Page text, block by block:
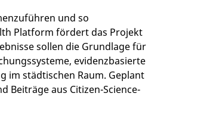
und so
Platform fördert das Projekt
sollen die Grundlage für
evidenzbasierte
im städtischen Raum. Geplant
Beiträge aus Citizen-Science-